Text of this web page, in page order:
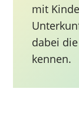
mit
dabei
kennen.